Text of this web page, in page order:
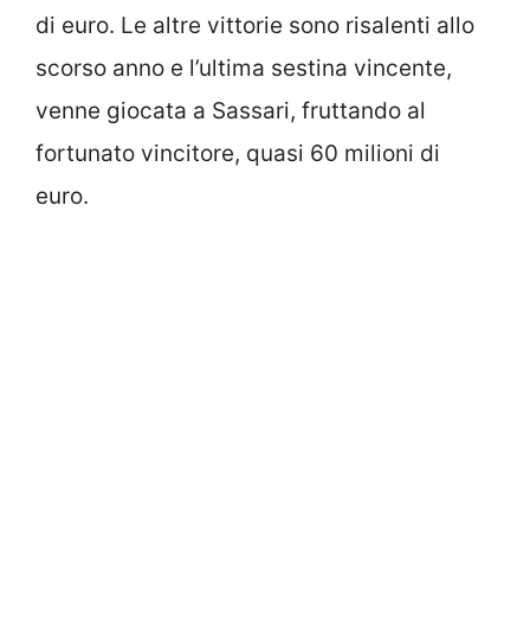
di euro. Le altre vittorie sono risalenti allo
scorso anno e l’ultima sestina vincente,
venne giocata a Sassari, fruttando al
fortunato vincitore, quasi 60 milioni di
euro.